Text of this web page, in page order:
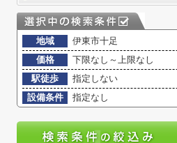
地域
伊東市十足
価格
下限なし～上限なし
駅徒歩
指定しない
設備条件
指定なし